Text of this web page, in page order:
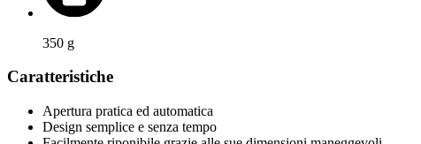
350 g
Caratteristiche
Apertura pratica ed automatica
Design semplice e senza tempo